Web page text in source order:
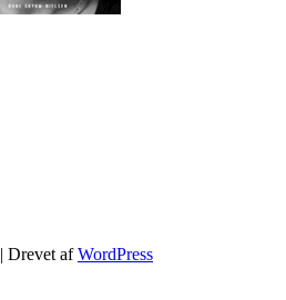
| Drevet afWordPress